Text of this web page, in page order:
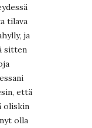
tilava
ja
sitten
että
oliskin
olla